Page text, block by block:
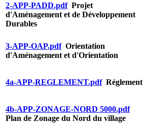
2-APP-PADD.pdfProjet
d'Aménagement et de Développement
Durables
3-APP-OAP.pdfOrientation
d'Aménagement et d'Orientation
4a-APP-REGLEMENT.pdfRéglement
4b-APP-ZONAGE-NORD 5000.pdf
Plan de Zonage du Nord du village